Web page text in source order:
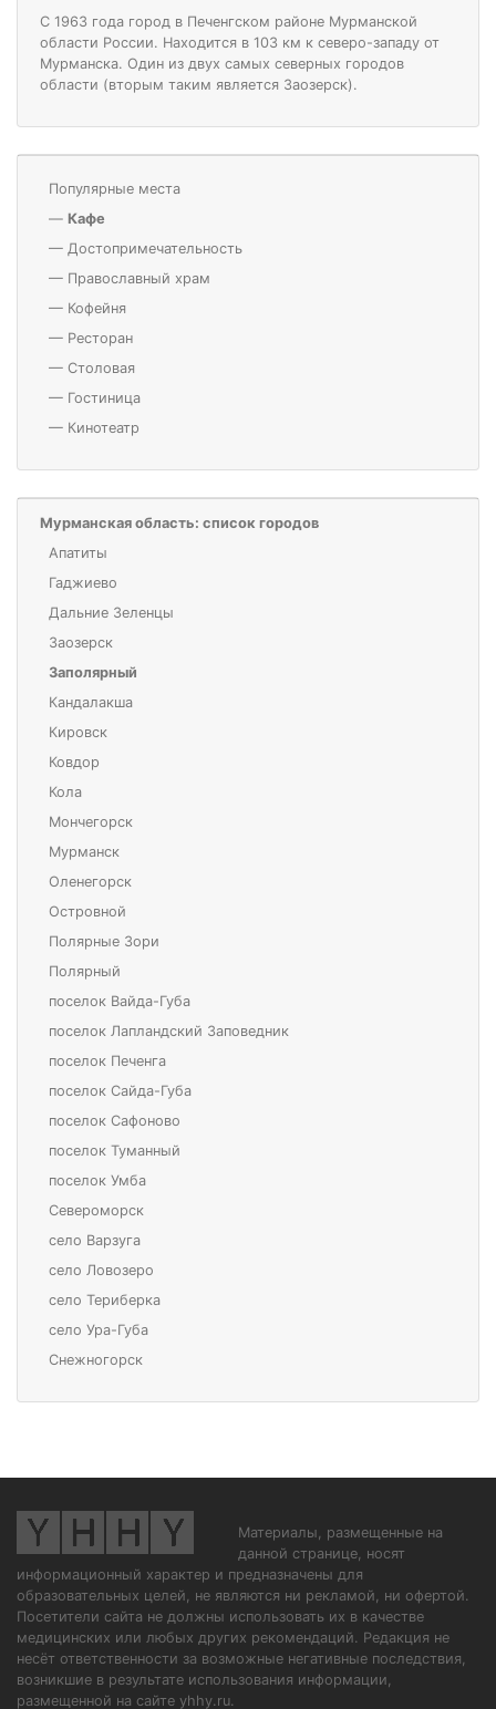
С 1963 года город в Печенгском районе Мурманской
области России. Находится в 103 км к северо-западу от
Мурманска. Один из двух самых северных городов
области (вторым таким является Заозерск).
Популярные места
— Кафе
— Достопримечательность
— Православный храм
— Кофейня
— Ресторан
— Столовая
— Гостиница
— Кинотеатр
Мурманская область: список городов
Апатиты
Гаджиево
Дальние Зеленцы
Заозерск
Заполярный
Кандалакша
Кировск
Ковдор
Кола
Мончегорск
Мурманск
Оленегорск
Островной
Полярные Зори
Полярный
поселок Вайда-Губа
поселок Лапландский Заповедник
поселок Печенга
поселок Сайда-Губа
поселок Сафоново
поселок Туманный
поселок Умба
Североморск
село Варзуга
село Ловозеро
село Териберка
село Ура-Губа
Снежногорск
Материалы, размещенные на
данной странице, носят
информационный характер и предназначены для
образовательных целей, не являются ни рекламой, ни офертой.
Посетители сайта не должны использовать их в качестве
медицинских или любых других рекомендаций. Редакция не
несёт ответственности за возможные негативные последствия,
возникшие в результате использования информации,
размещенной на сайте yhhy.ru.